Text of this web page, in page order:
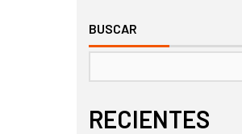
BUSCAR
RECIENTES